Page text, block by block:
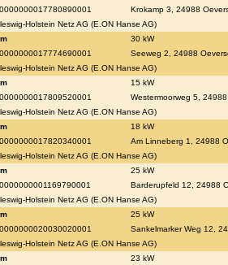
Krokamp 3, 24988
Holstein Netz AG (E.ON Hanse AG)
30 kW
Seeweg 2, 24988
Holstein Netz AG (E.ON Hanse AG)
15 kW
Westermoorweg 5,
Holstein Netz AG (E.ON Hanse AG)
18 kW
Am Linneberg 1, 24988
Holstein Netz AG (E.ON Hanse AG)
25 kW
Barderupfeld 12, 24988
Holstein Netz AG (E.ON Hanse AG)
25 kW
Sankelmarker Weg 12,
Holstein Netz AG (E.ON Hanse AG)
23 kW